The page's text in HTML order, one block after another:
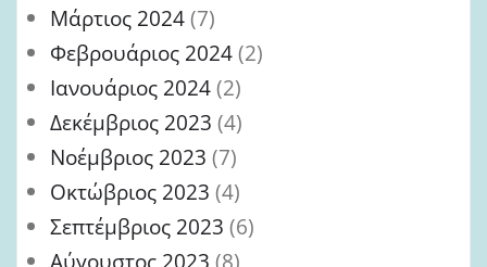
Μάρτιος 2024(7)
Φεβρουάριος 2024(2)
Ιανουάριος 2024(2)
Δεκέμβριος 2023 (4)
Νοέμβριος 2023 (7)
Οκτώβριος 2023 (4)
Σεπτέμβριος 2023 (6)
Αύγουστος 2023 (8)